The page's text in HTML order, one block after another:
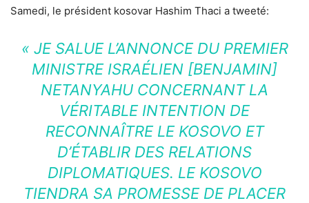
Samedi, le président kosovar Hashim Thaci a tweeté:
« JE SALUE L’ANNONCE DU PREMIER
MINISTRE ISRAÉLIEN [BENJAMIN]
NETANYAHU CONCERNANT LA
VÉRITABLE INTENTION DE
RECONNAÎTRE LE KOSOVO ET
D’ÉTABLIR DES RELATIONS
DIPLOMATIQUES. LE KOSOVO
TIENDRA SA PROMESSE DE PLACER